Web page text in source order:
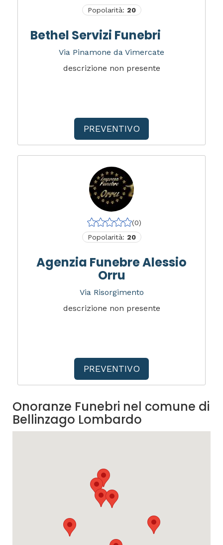
Popolarità: 20
Bethel Servizi Funebri
Via Pinamone da Vimercate
descrizione non presente
PREVENTIVO
(0)
Popolarità: 20
Agenzia Funebre Alessio
Orru
Via Risorgimento
descrizione non presente
PREVENTIVO
Onoranze Funebri nel comune di
Bellinzago Lombardo